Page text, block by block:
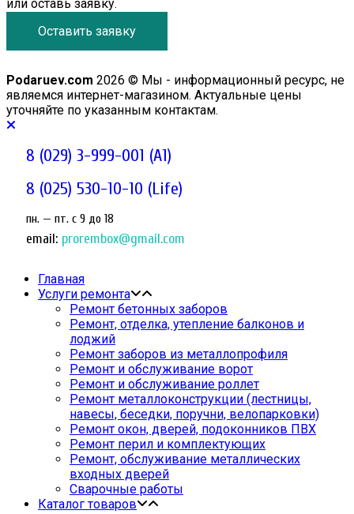
или оставь заявку.
Оставить заявку
Podaruev.com 2026 © Мы - информационный ресурс, не
являемся интернет-магазином. Актуальные цены
уточняйте по указанным контактам.
8 (029) 3-999-001 (A1)
8 (025) 530-10-10 (Life)
пн. — пт. c 9 до 18
email: prorembox@gmail.com
Главная
Услуги ремонта
Ремонт бетонных заборов
Ремонт, отделка, утепление балконов и
лоджий
Ремонт заборов из металлопрофиля
Ремонт и обслуживание ворот
Ремонт и обслуживание роллет
Ремонт металлоконструкции (лестницы,
навесы, беседки, поручни, велопарковки)
Ремонт окон, дверей, подоконников ПВХ
Ремонт перил и комплектующих
Ремонт, обслуживание металлических
входных дверей
Сварочные работы
Каталог товаров